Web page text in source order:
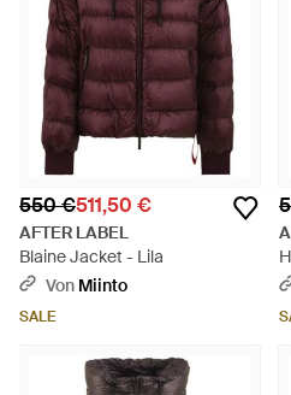
550 €511,50 €
AFTER LABEL
Blaine Jacket - Lila
Von Miinto
SALE